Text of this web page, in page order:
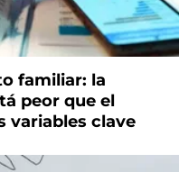
familiar: la
peor que el
variables clave